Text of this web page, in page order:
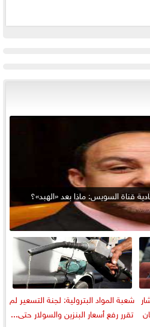
قناة السويس: ماذا بعد «الهبد»؟
شعبة المواد البترولية: لجنة التسعير لم
تقرر رفع أسعار البنزين والسولار حتى...